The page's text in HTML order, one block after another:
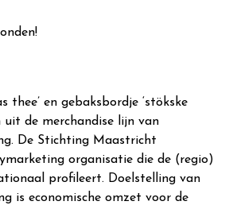
thee’ en gebaksbordje ‘stökske
uit de merchandise lijn van
De Stichting Maastricht
organisatie die de (regio)
profileert. Doelstelling van
is economische omzet voor de